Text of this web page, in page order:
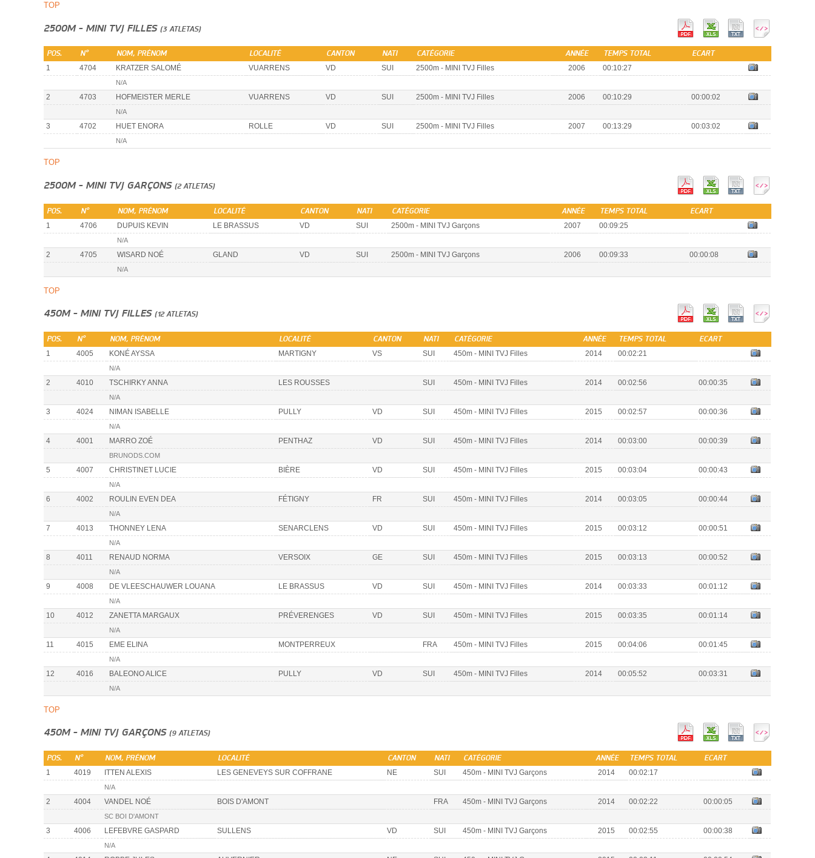
TOP
2500M - MINI TVJ FILLES (3 ATLETAS)
POS. N° NOM, PRÉNOM LOCALITÉ CANTON NATI CATÉGORIE ANNÉE TEMPS TOTAL ECART
1 4704 KRATZER SALOMÉ VUARRENS VD SUI 2500m - MINI TVJ Filles 2006 00:10:27
N/A
2 4703 HOFMEISTER MERLE VUARRENS VD SUI 2500m - MINI TVJ Filles 2006 00:10:29 00:00:02
N/A
3 4702 HUET ENORA ROLLE VD SUI 2500m - MINI TVJ Filles 2007 00:13:29 00:03:02
N/A
TOP
2500M - MINI TVJ GARÇONS (2 ATLETAS)
POS. N° NOM, PRÉNOM LOCALITÉ CANTON NATI CATÉGORIE ANNÉE TEMPS TOTAL ECART
1 4706 DUPUIS KEVIN LE BRASSUS VD SUI 2500m - MINI TVJ Garçons 2007 00:09:25
N/A
2 4705 WISARD NOÉ GLAND VD SUI 2500m - MINI TVJ Garçons 2006 00:09:33 00:00:08
N/A
TOP
450M - MINI TVJ FILLES (12 ATLETAS)
POS. N° NOM, PRÉNOM LOCALITÉ CANTON NATI CATÉGORIE ANNÉE TEMPS TOTAL ECART
1 4005 KONÉ AYSSA MARTIGNY VS SUI 450m - MINI TVJ Filles 2014 00:02:21
N/A
2 4010 TSCHIRKY ANNA LES ROUSSES SUI 450m - MINI TVJ Filles 2014 00:02:56 00:00:35
N/A
3 4024 NIMAN ISABELLE PULLY VD SUI 450m - MINI TVJ Filles 2015 00:02:57 00:00:36
N/A
4 4001 MARRO ZOÉ PENTHAZ VD SUI 450m - MINI TVJ Filles 2014 00:03:00 00:00:39
BRUNODS.COM
5 4007 CHRISTINET LUCIE BIÈRE VD SUI 450m - MINI TVJ Filles 2015 00:03:04 00:00:43
N/A
6 4002 ROULIN EVEN DEA FÉTIGNY FR SUI 450m - MINI TVJ Filles 2014 00:03:05 00:00:44
N/A
7 4013 THONNEY LENA SENARCLENS VD SUI 450m - MINI TVJ Filles 2015 00:03:12 00:00:51
N/A
8 4011 RENAUD NORMA VERSOIX GE SUI 450m - MINI TVJ Filles 2015 00:03:13 00:00:52
N/A
9 4008 DE VLEESCHAUWER LOUANA LE BRASSUS VD SUI 450m - MINI TVJ Filles 2014 00:03:33 00:01:12
N/A
10 4012 ZANETTA MARGAUX PRÉVERENGES VD SUI 450m - MINI TVJ Filles 2015 00:03:35 00:01:14
N/A
11 4015 EME ELINA MONTPERREUX FRA 450m - MINI TVJ Filles 2015 00:04:06 00:01:45
N/A
12 4016 BALEONO ALICE PULLY VD SUI 450m - MINI TVJ Filles 2014 00:05:52 00:03:31
N/A
TOP
450M - MINI TVJ GARÇONS (9 ATLETAS)
POS. N° NOM, PRÉNOM LOCALITÉ CANTON NATI CATÉGORIE ANNÉE TEMPS TOTAL ECART
1 4019 ITTEN ALEXIS LES GENEVEYS SUR COFFRANE NE SUI 450m - MINI TVJ Garçons 2014 00:02:17
N/A
2 4004 VANDEL NOÉ BOIS D'AMONT FRA 450m - MINI TVJ Garçons 2014 00:02:22 00:00:05
SC BOI D'AMONT
3 4006 LEFEBVRE GASPARD SULLENS VD SUI 450m - MINI TVJ Garçons 2015 00:02:55 00:00:38
N/A